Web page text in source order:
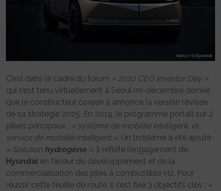
C’est dans le cadre du forum « 2020 CEO Investor Day »
qui s’est tenu virtuellement à Séoul mi-décembre dernier,
que le constructeur coréen a annoncé la version révisée
de sa stratégie 2025. En 2019, le programme portait sur 2
piliers principaux : « système de mobilité intelligent, et
service de mobilité intelligent ». Un troisième a été ajouté :
« Solution hydrogène ». Il reflète l’engagement de
Hyundai en faveur du développement et de la
commercialisation des piles à combustible H2. Pour
réussir cette feuille de route, il s’est fixé 3 objectifs clés : «